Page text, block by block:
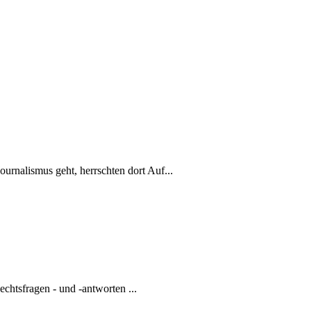
geht, herrschten dort Auf...
- und -antworten ...